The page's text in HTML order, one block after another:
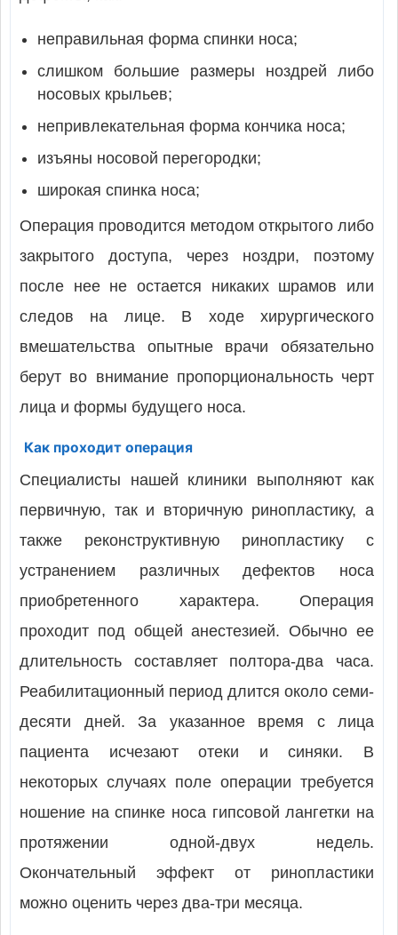
неправильная форма спинки носа;
слишком большие размеры ноздрей либо
носовых крыльев;
непривлекательная форма кончика носа;
изъяны носовой перегородки;
широкая спинка носа;
Операция проводится методом открытого либо
закрытого доступа, через ноздри, поэтому
после нее не остается никаких шрамов или
следов на лице. В ходе хирургического
вмешательства опытные врачи обязательно
берут во внимание пропорциональность черт
лица и формы будущего носа.
Как проходит операция
Специалисты нашей клиники выполняют как
первичную, так и вторичную ринопластику, а
также реконструктивную ринопластику с
устранением различных дефектов носа
приобретенного характера. Операция
проходит под общей анестезией. Обычно ее
длительность составляет полтора-два часа.
Реабилитационный период длится около семи-
десяти дней. За указанное время с лица
пациента исчезают отеки и синяки. В
некоторых случаях поле операции требуется
ношение на спинке носа гипсовой лангетки на
протяжении одной-двух недель.
Окончательный эффект от ринопластики
можно оценить через два-три месяца.